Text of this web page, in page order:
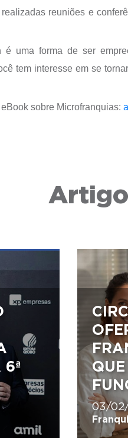
reuniões e
é uma forma de ser
tem interesse em se
sobre Microfranquias:
6ª
03/